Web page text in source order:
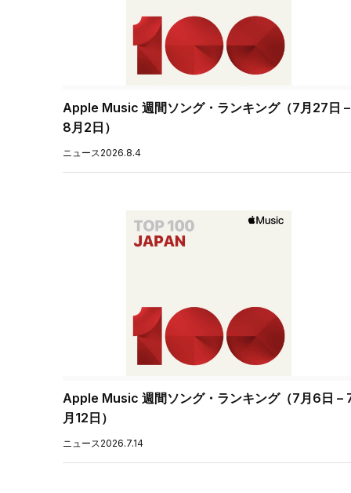
Apple Music 週間ソング・ランキング（7月27日 –
8月2日）
ニュース 2026.8.4
Apple Music 週間ソング・ランキング（7月6日 –
月12日）
ニュース2026.7.14